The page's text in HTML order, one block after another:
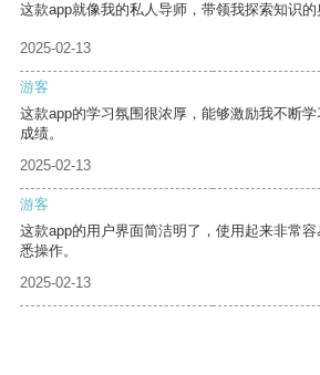
这款app就像我的私人导师，带领我探索知识的
2025-02-13
游客
这款app的学习氛围很浓厚，能够激励我不断
成绩。
2025-02-13
游客
这款app的用户界面简洁明了，使用起来非常
悉操作。
2025-02-13